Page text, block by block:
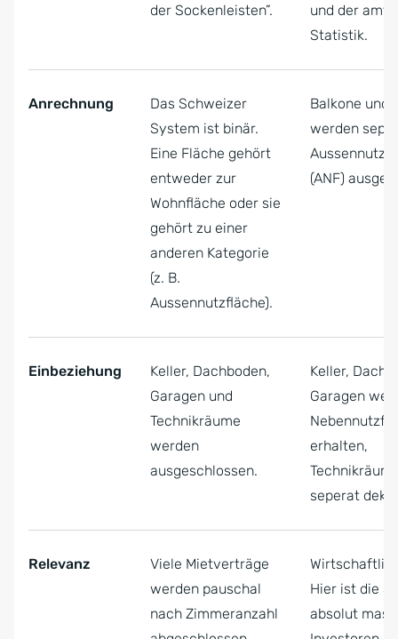
der Sockenleisten”.
und der
Statistik.
Anrechnung
Das Schweizer
System ist binär.
Eine Fläche gehört
entweder zur
Wohnfläche oder sie
gehört zu einer
anderen Kategorie
(z. B.
Aussennutzfläche).
Balkone und
werden
(ANF)
Einbeziehung
Keller, Dachboden,
Garagen und
Technikräume
werden
ausgeschlossen.
Keller,
Garagen
erhalten,
seperat
Relevanz
Viele Mietverträge
werden pauschal
nach Zimmeranzahl
Hier ist die
absolut